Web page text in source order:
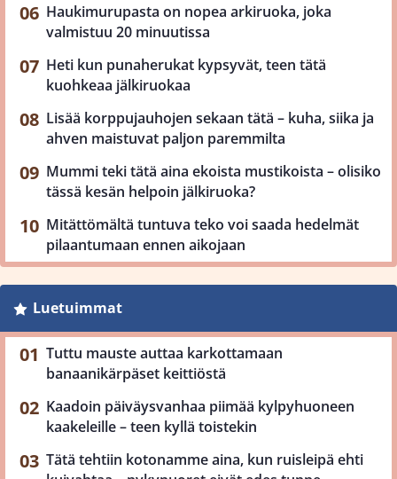
Haukimurupasta on nopea arkiruoka, joka
valmistuu 20 minuutissa
Heti kun punaherukat kypsyvät, teen tätä
kuohkeaa jälkiruokaa
Lisää korppujauhojen sekaan tätä – kuha, siika ja
ahven maistuvat paljon paremmilta
Mummi teki tätä aina ekoista mustikoista – olisiko
tässä kesän helpoin jälkiruoka?
Mitättömältä tuntuva teko voi saada hedelmät
pilaantumaan ennen aikojaan
Luetuimmat
Tuttu mauste auttaa karkottamaan
banaanikärpäset keittiöstä
Kaadoin päiväysvanhaa piimää kylpyhuoneen
kaakeleille – teen kyllä toistekin
Tätä tehtiin kotonamme aina, kun ruisleipä ehti